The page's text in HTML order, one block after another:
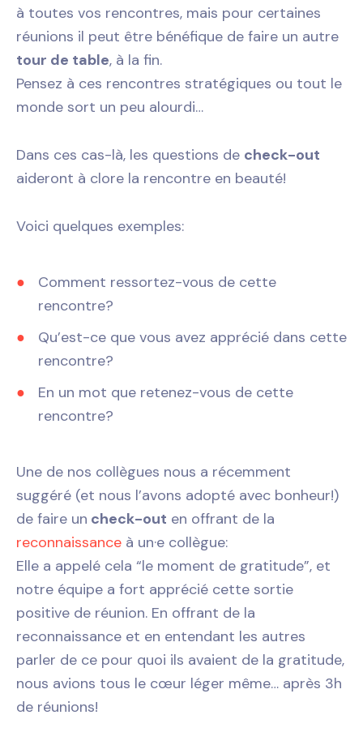
à toutes vos rencontres, mais pour certaines
réunions il peut être bénéfique de faire un autre
tour de table, à la fin.
Pensez à ces rencontres stratégiques ou tout le
monde sort un peu alourdi…
Dans ces cas-là, les questions de check-out
aideront à clore la rencontre en beauté!
Voici quelques exemples:
Comment ressortez-vous de cette
rencontre?
Qu’est-ce que vous avez apprécié dans cette
rencontre?
En un mot que retenez-vous de cette
rencontre?
Une de nos collègues nous a récemment
suggéré (et nous l’avons adopté avec bonheur!)
de faire un check-out en offrant de la
reconnaissance à un·e collègue:
Elle a appelé cela “le moment de gratitude”, et
notre équipe a fort apprécié cette sortie
positive de réunion. En offrant de la
reconnaissance et en entendant les autres
parler de ce pour quoi ils avaient de la gratitude,
nous avions tous le cœur léger même… après 3h
de réunions!